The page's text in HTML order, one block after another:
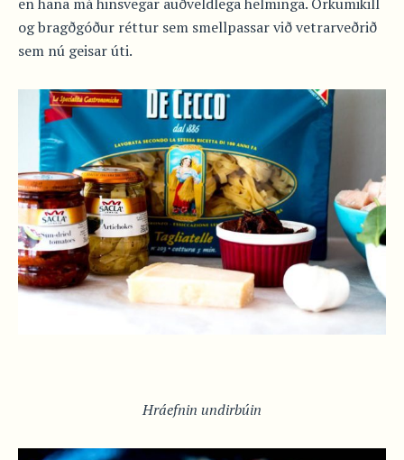
og bragðgóður réttur sem smellpassar við vetrarveðrið
sem nú geisar úti.
Hráefnin undirbúin